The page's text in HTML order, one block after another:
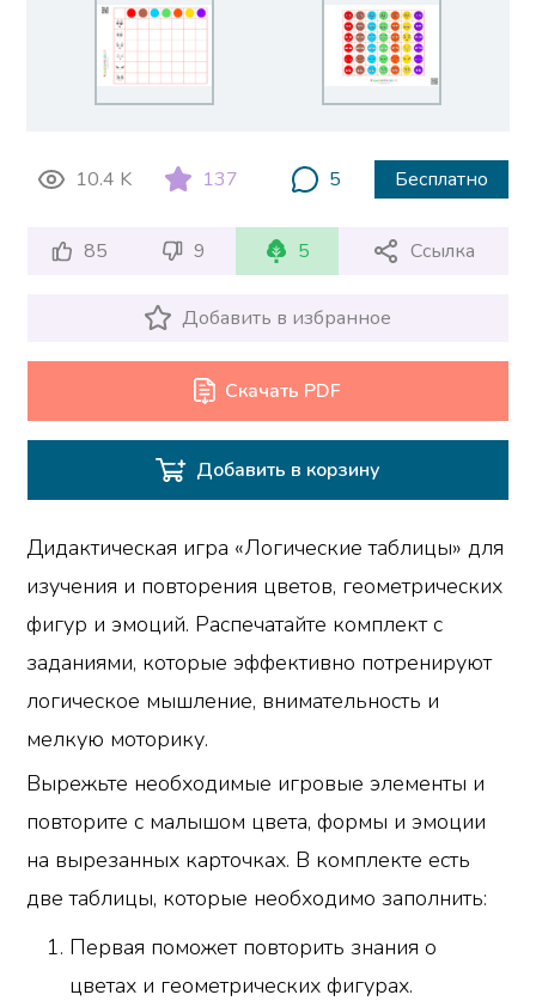
10.4 K 137 5 Бесплатно
85 9 5 Ссылка
Добавить в избранное
Скачать PDF
Добавить в корзину
Дидактическая игра «Логические таблицы» для
изучения и повторения цветов, геометрических
фигур и эмоций. Распечатайте комплект с
заданиями, которые эффективно потренируют
логическое мышление, внимательность и
мелкую моторику.
Вырежьте необходимые игровые элементы и
повторите с малышом цвета, формы и эмоции
на вырезанных карточках. В комплекте есть
две таблицы, которые необходимо заполнить:
Первая поможет повторить знания о
цветах и ​​геометрических фигурах.